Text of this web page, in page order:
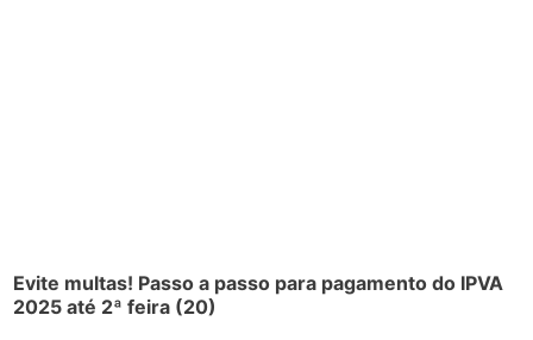
Evite multas! Passo a passo para pagamento do IPVA
2025 até 2ª feira (20)